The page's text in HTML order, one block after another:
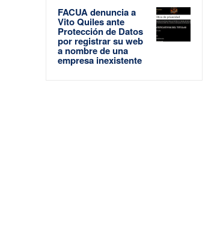
FACUA denuncia a
Vito Quiles ante
Protección de Datos
por registrar su web
a nombre de una
empresa inexistente